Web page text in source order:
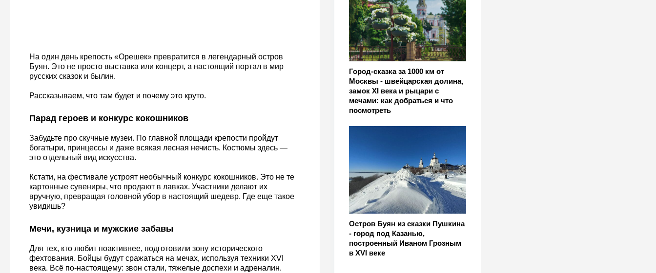
Город-сказка за 1000 км от
Москвы - швейцарская долина,
замок XI века и рыцари с
мечами: как добраться и что
посмотреть
Остров Буян из сказки Пушкина
- город под Казанью,
построенный Иваном Грозным
в XVI веке
На один день крепость «Орешек» превратится в легендарный остров
Буян. Это не просто выставка или концерт, а настоящий портал в мир
русских сказок и былин.
Рассказываем, что там будет и почему это круто.
Парад героев и конкурс кокошников
Забудьте про скучные музеи. По главной площади крепости пройдут
богатыри, принцессы и даже всякая лесная нечисть. Костюмы здесь —
это отдельный вид искусства.
Кстати, на фестивале устроят необычный конкурс кокошников. Это не те
картонные сувениры, что продают в лавках. Участники делают их
вручную, превращая головной убор в настоящий шедевр. Где еще такое
увидишь?
Мечи, кузница и мужские забавы
Для тех, кто любит поактивнее, подготовили зону исторического
фехтования. Бойцы будут сражаться на мечах, используя техники XVI
века. Всё по-настоящему: звон стали, тяжелые доспехи и адреналин.